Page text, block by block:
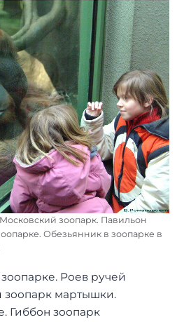
зоопарк. Павильон
Обезьянник в зоопарке в